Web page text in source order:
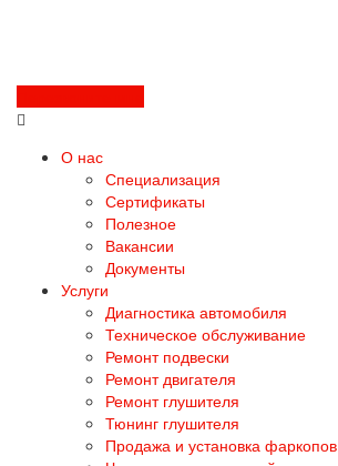
О нас
Специализация
Сертификаты
Полезное
Вакансии
Документы
Услуги
Диагностика автомобиля
Техническое обслуживание
Ремонт подвески
Ремонт двигателя
Ремонт глушителя
Тюнинг глушителя
Продажа и установка фаркопов